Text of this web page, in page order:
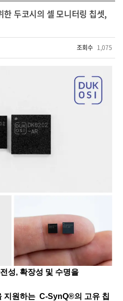
두코시의 셀 모니터링 칩셋,
조회수 1,075
성, 확장성 및 수명을
지원하는 C-SynQ®의 고유 칩